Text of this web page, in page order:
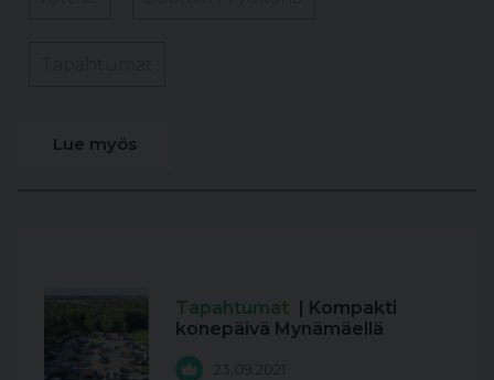
Lue myös
Tapahtumat | Kompakti
konepäivä Mynämäellä
23.09.2021